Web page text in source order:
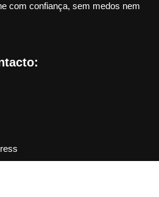
com confiança, sem medos nem